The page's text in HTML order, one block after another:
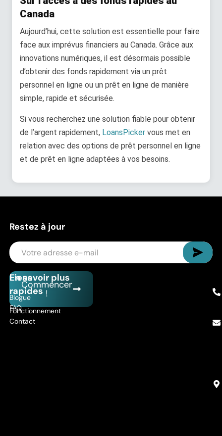
Canada
Aujourd’hui, cette solution est essentielle pour faire
face aux imprévus financiers au Canada. Grâce aux
innovations numériques, il est désormais possible
d’obtenir des fonds rapidement via un prêt
personnel en ligne ou un prêt en ligne de manière
simple, rapide et sécurisée.
Si vous recherchez une solution fiable pour obtenir
de l’argent rapidement, LoansPicker vous met en
relation avec des options de prêt personnel en ligne
et de prêt en ligne adaptées à vos besoins.
Restez à jour
Commencer
!
Liens
rapides
Fonctionnement
Contact
En savoir plus
Blogue
FAQ